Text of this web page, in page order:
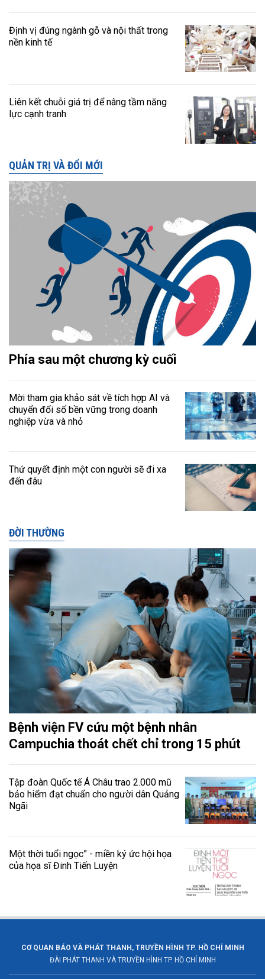
Định vị đúng ngành gỗ và nội thất trong
nền kinh tế
Liên kết chuỗi giá trị để nâng tầm năng
lực cạnh tranh
QUẢN TRỊ VÀ ĐỔI MỚI
Phía sau một chương kỳ cuối
Mời tham gia khảo sát về tích hợp AI và
chuyển đổi số bền vững trong doanh
nghiệp vừa và nhỏ
Thứ quyết định một con người sẽ đi xa
đến đâu
ĐỜI THƯỜNG
Bệnh viện FV cứu một bệnh nhân
Campuchia thoát chết chỉ trong 15 phút
Tập đoàn Quốc tế Á Châu trao 2.000 mũ
bảo hiểm đạt chuẩn cho người dân Quảng
Ngãi
Một thời tuổi ngọc” - miền ký ức hội họa
của họa sĩ Đinh Tiến Luyện
CƠ QUAN BÁO VÀ PHÁT THANH, TRUYỀN HÌNH TP. HỒ CHÍ MINH
ĐÀI PHÁT THANH VÀ TRUYỀN HÌNH TP. HỒ CHÍ MINH